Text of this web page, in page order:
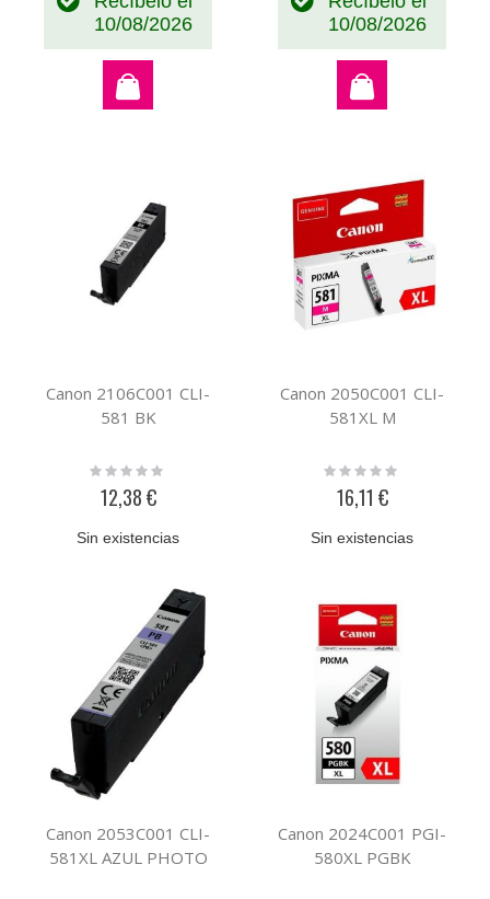
10/08/2026
10/08/2026
Canon 2106C001 CLI-
581 BK
Rating:
12,38 €
Sin existencias
Canon 2050C001 CLI-
581XL M
Rating:
16,11 €
Sin existencias
Canon 2053C001 CLI-
581XL AZUL PHOTO
Canon 2024C001 PGI-
580XL PGBK